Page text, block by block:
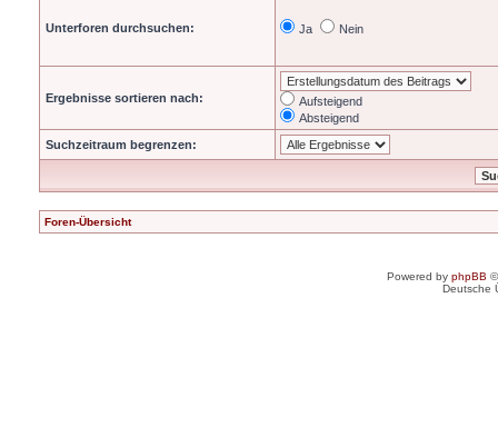
Unterforen durchsuchen: Ja Nein
Ergebnisse sortieren nach:
Aufsteigend
Absteigend
Suchzeitraum begrenzen:
Foren-Übersicht
Powered by phpBB
Deutsche